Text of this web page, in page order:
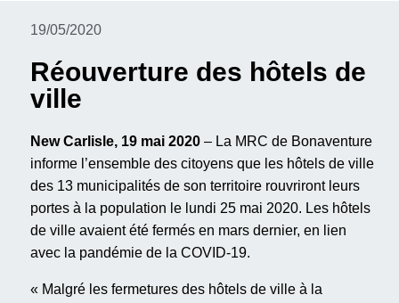
19/05/2020
Réouverture des hôtels de
ville
New Carlisle, 19 mai 2020 – La MRC de Bonaventure
informe l’ensemble des citoyens que les hôtels de ville
des 13 municipalités de son territoire rouvriront leurs
portes à la population le lundi 25 mai 2020. Les hôtels
de ville avaient été fermés en mars dernier, en lien
avec la pandémie de la COVID-19.
« Malgré les fermetures des hôtels de ville à la